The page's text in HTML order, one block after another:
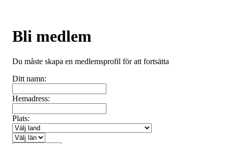
Bli medlem
Du måste skapa en medlemsprofil för att fortsätta
Ditt namn:
Hemadress:
Plats: